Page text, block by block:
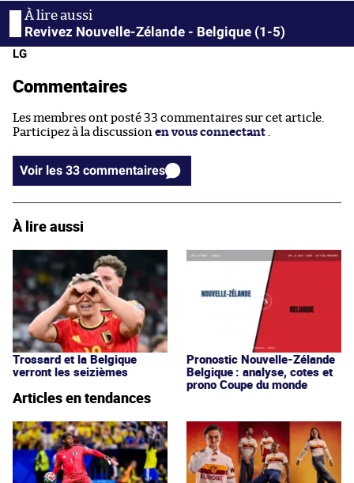
Revivez Nouvelle-Zélande - Belgique (1-5)
LG
Commentaires
Les membres ont posté 33 commentaires sur cet article.
Participez à la discussion en vous connectant
Voir les 33 commentaires
À lire aussi
Trossard et la Belgique
verront les seizièmes
Pronostic Nouvelle-Zélande
Belgique : analyse, cotes et
prono Coupe du monde
Articles en tendances